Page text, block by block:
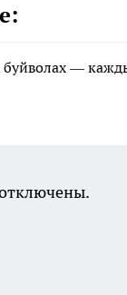
буйволах —